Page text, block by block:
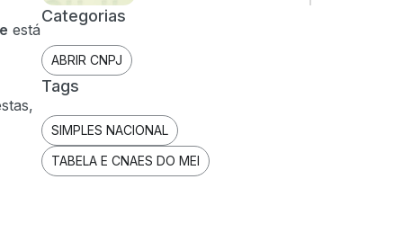
está
Categorias
ABRIR CNPJ
Tags
SIMPLES NACIONAL
TABELA E CNAES DO MEI